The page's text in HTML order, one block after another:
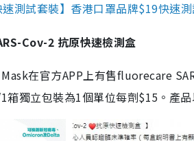
測試套裝】香港口罩品牌$19快速
Cov-2 抗原快速檢測盒
在官方APP上有售fluorecare
箱獨立包裝為1個單位每劑$15。產